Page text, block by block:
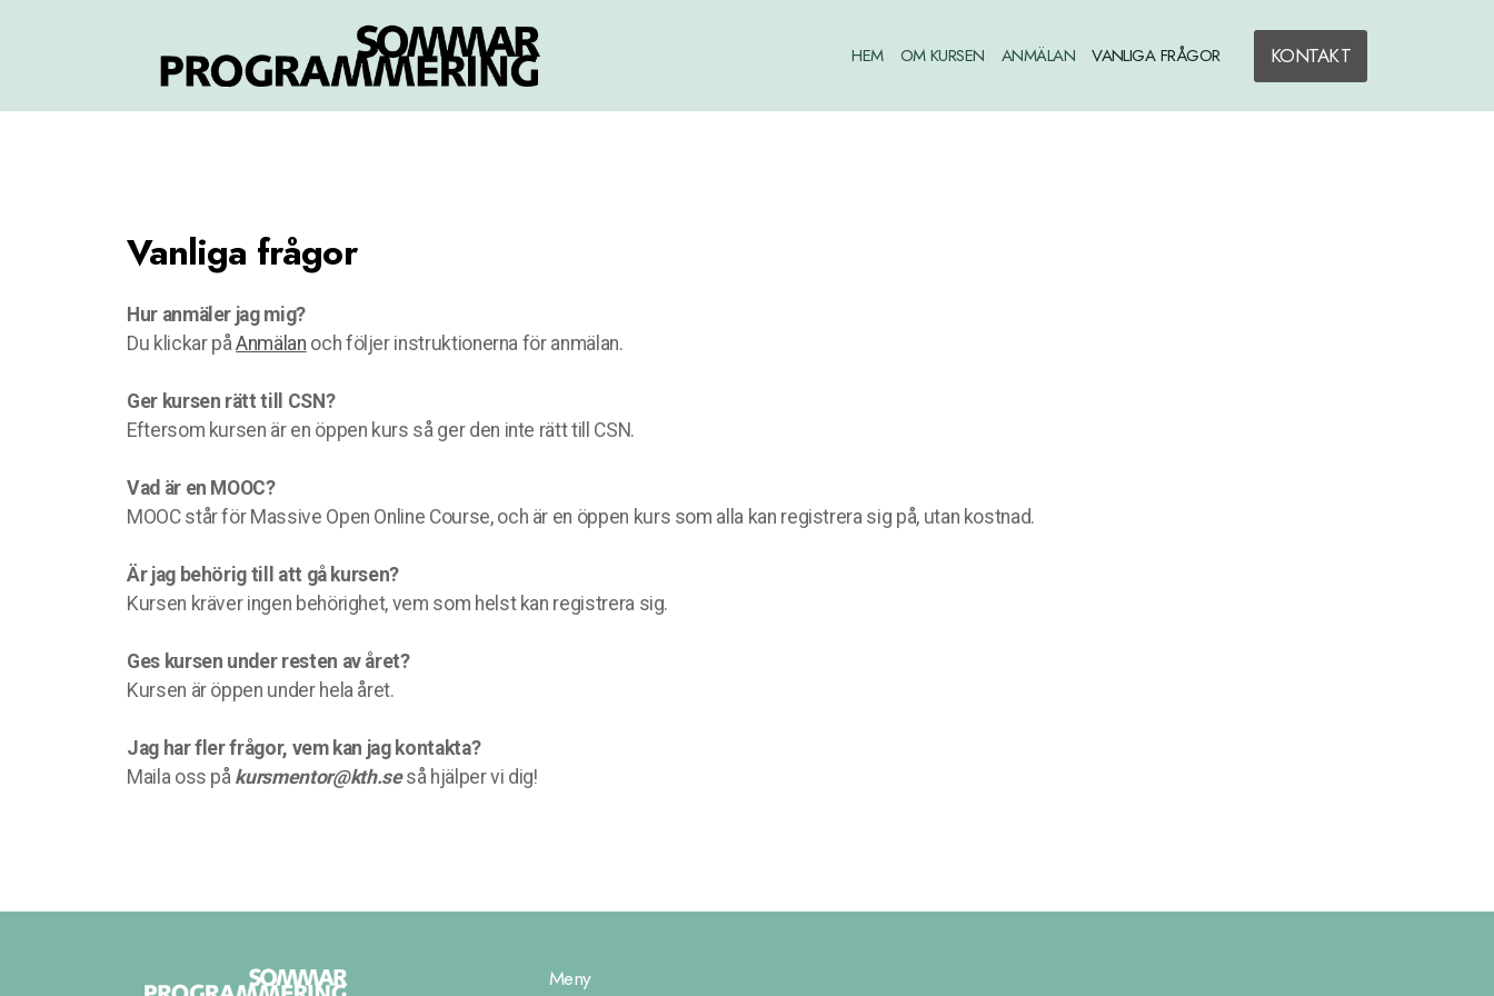
HEM OM KURSEN ANMÄLAN VANLIGA FRÅGOR KONTAKT
Vanliga frågor
Hur anmäler jag mig?
Du klickar påAnmälan och följer instruktionerna för anmälan.
Ger kursen rätt till CSN?
Eftersom kursen är en öppen kurs så ger den inte rätt till CSN.
Vad är en MOOC?
MOOC står för Massive Open Online Course, och är en öppen kurs som alla kan registrera sig på, utan kostnad.
Är jag behörig till att gå kursen?
Kursen kräver ingen behörighet, vem som helst kan registrera sig.
Ges kursen under resten av året?
Kursen är öppen under hela året.
Jag har fler frågor, vem kan jag kontakta?
Maila oss på kursmentor@kth.seså hjälper vi dig!
Meny